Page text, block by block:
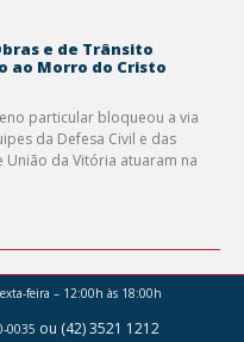
e de Trânsito
ao Morro do Cristo
particular bloqueou a via
da Defesa Civil e das
União da Vitória atuaram na
feira – 12:00h às 18:00h
0035 ou (42) 3521 1212